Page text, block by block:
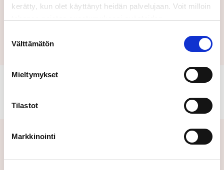
kerätty, kun olet käyttänyt heidän palvelujaan. Voit milloin
valinta
Välttämätön
Mieltymykset
Tilastot
Markkinointi
Lähetä
Aiheeseen liittyvät uutiset